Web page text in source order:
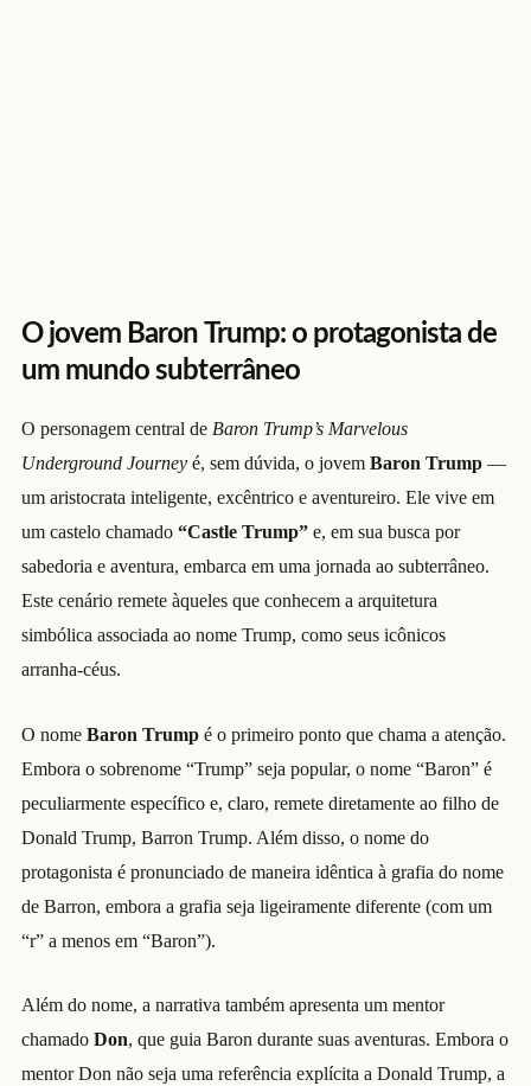
O jovem Baron Trump: o protagonista de
um mundo subterrâneo
O personagem central de Baron Trump’s Marvelous
Underground Journey é, sem dúvida, o jovem Baron Trump —
um aristocrata inteligente, excêntrico e aventureiro. Ele vive em
um castelo chamado “Castle Trump” e, em sua busca por
sabedoria e aventura, embarca em uma jornada ao subterrâneo.
Este cenário remete àqueles que conhecem a arquitetura
simbólica associada ao nome Trump, como seus icônicos
arranha-céus.
O nome Baron Trump é o primeiro ponto que chama a atenção.
Embora o sobrenome “Trump” seja popular, o nome “Baron” é
peculiarmente específico e, claro, remete diretamente ao filho de
Donald Trump, Barron Trump. Além disso, o nome do
protagonista é pronunciado de maneira idêntica à grafia do nome
de Barron, embora a grafia seja ligeiramente diferente (com um
“r” a menos em “Baron”).
Além do nome, a narrativa também apresenta um mentor
chamado Don, que guia Baron durante suas aventuras. Embora o
mentor Don não seja uma referência explícita a Donald Trump, a